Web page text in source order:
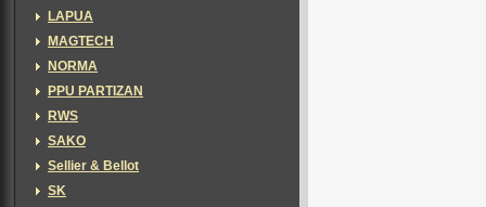
LAPUA
MAGTECH
NORMA
PPU PARTIZAN
RWS
SAKO
Sellier & Bellot
SK